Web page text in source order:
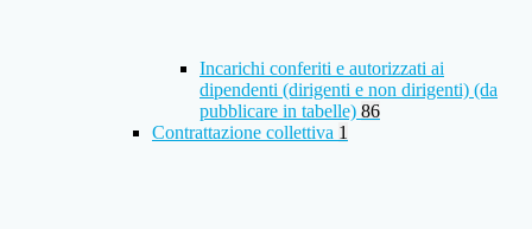
Incarichi conferiti e autorizzati ai
dipendenti (dirigenti e non dirigenti) (da
pubblicare in tabelle) 86
Contrattazione collettiva 1